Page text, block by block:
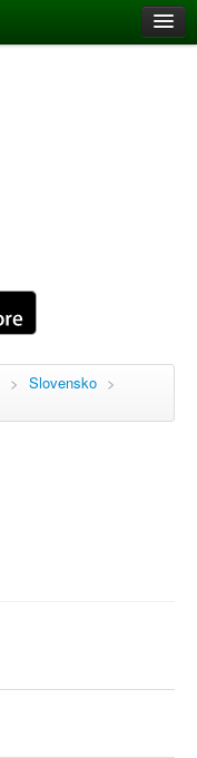
> Slovensko >